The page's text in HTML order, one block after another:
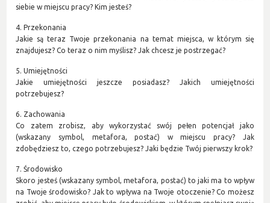
siebie w miejscu pracy? Kim jesteś?
4. Przekonania
Jakie są teraz Twoje przekonania na temat miejsca, w którym się
znajdujesz? Co teraz o nim myślisz? Jak chcesz je postrzegać?
5. Umiejętności
Jakie umiejętności jeszcze posiadasz? Jakich umiejętności
potrzebujesz?
6. Zachowania
Co zatem zrobisz, aby wykorzystać swój pełen potencjał jako
(wskazany symbol, metafora, postać) w miejscu pracy? Jak
zdobędziesz to, czego potrzebujesz? Jaki będzie Twój pierwszy krok?
7. Środowisko
Skoro jesteś (wskazany symbol, metafora, postać) to jaki ma to wpływ
na Twoje środowisko? Jak to wpływa na Twoje otoczenie? Co możesz